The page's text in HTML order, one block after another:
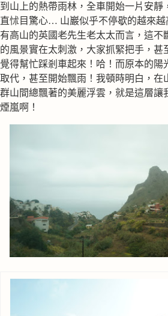
到山上的熱帶雨林，全車開始一片安靜
直怵目驚心… 山巖似乎不停歇的越來越
有高山的英國老先生老太太而言，這不
的風景實在太刺激，大家抓緊把手，甚
覺得幫忙踩剎車起來！哈！而原本的陽
取代，甚至開始飄雨！我頓時明白，在
群山間總飄著的美麗浮雲，就是這層讓
煙嵐啊！